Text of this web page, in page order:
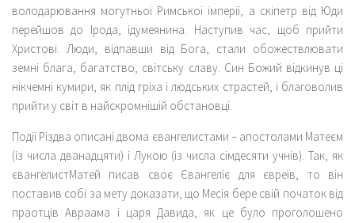
володарювання могутньої Римської імперії, а скіпетр від Юди
перейшов до Ірода, ідумеянина. Наступив час, щоб прийти
Христові. Люди, відпавши від Бога, стали обожествлювати
земні блага, багатство, світську славу. Син Божий відкинув ці
нікчемні кумири, як плід гріха і людських страстей, і благоволив
прийти у світ в найскромнішій обстановці.
Події Різдва описані двома євангелистами – апостолами Матеєм
(із числа дванадцяти) і Лукою (із числа сімдесяти учнів). Так, як
євангелистМатей писав своє Євангеліє для євреїв, то він
поставив собі за мету доказати, що Месія бере свій початок від
праотців Авраама і царя Давида, як це було проголошено